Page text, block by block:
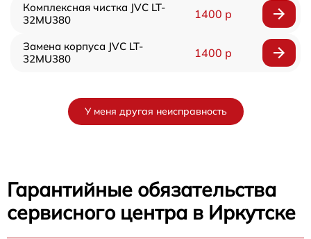
Комплексная чистка JVC LT-
32MU380
1400 р
Замена корпуса JVC LT-
32MU380
1400 р
У меня другая неисправность
Гарантийные обязательства
сервисного центра в Иркутске